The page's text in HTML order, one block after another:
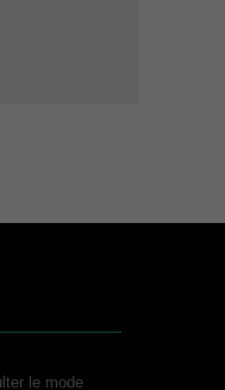
le mode